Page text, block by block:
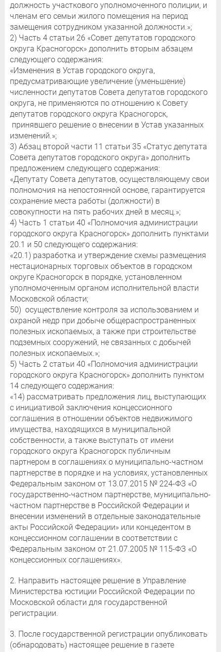
должность участкового уполномоченного полиции, и
членам его семьи жилого помещения на период
замещения сотрудником указанной должности.»;
2) Часть 4 статьи 26 «Совет депутатов городского
округа Красногорск» дополнить вторым абзацем
следующего содержания:
«Изменения в Устав городского округа,
предусматривающие увеличение (уменьшение)
численности депутатов Совета депутатов городского
округа, не применяются по отношению к Совету
депутатов городского округа Красногорск,
принявшего решение о внесении в Устав указанных
изменений.»;
3) Абзац второй части 11 статьи 35 «Статус депутата
Совета депутатов городского округа» дополнить
предложением следующего содержания:
«Депутату Совета депутатов, осуществляющему свои
полномочия на непостоянной основе, гарантируется
сохранение места работы (должности) в
совокупности на пять рабочих дней в месяц.»;
4) Часть 1 статьи 40 «Полномочия администрации
городского округа Красногорск» дополнить пунктами
20.1 и 50 следующего содержания:
«20.1) разработка и утверждение схемы размещения
нестационарных торговых объектов в городском
округе Красногорск в порядке, установленном
уполномоченным органом исполнительной власти
Московской области;
50) осуществление контроля за использованием и
охраной недр при добыче общераспространенных
полезных ископаемых, а также при строительстве
подземных сооружений, не связанных с добычей
полезных ископаемых.»;
5) Часть 2 статьи 40 «Полномочия администрации
городского округа Красногорск» дополнить пунктом
14 следующего содержания:
«14) рассматривать предложения лиц, выступающих
с инициативой заключения концессионного
соглашения в отношении объектов недвижимого
имущества, находящихся в муниципальной
собственности, а также выступать от имени
городского округа Красногорск публичным
партнером в соглашениях о муниципально-частном
партнерстве в порядке и на условиях, установленных
Федеральным законом от 13.07.2015 № 224-ФЗ «О
государственно-частном партнерстве, муниципально-
частном партнерстве в Российской Федерации и
внесении изменений в отдельные законодательные
акты Российской Федерации» или концедентом в
концессионном соглашении в соответствии с
Федеральным законом от 21.07.2005 № 115-ФЗ «О
концессионных соглашениях».
2. Направить настоящее решение в Управление
Министерства юстиции Российской Федерации по
Московской области для государственной
регистрации.
3. После государственной регистрации опубликовать
(обнародовать) настоящее решение в газете